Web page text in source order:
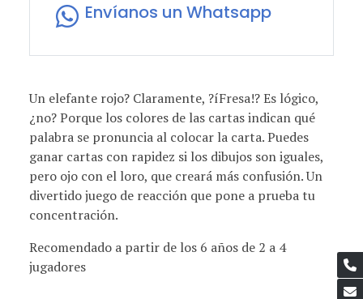
Envíanos un Whatsapp
Un elefante rojo? Claramente, ?íFresa!? Es lógico,
¿no? Porque los colores de las cartas indican qué
palabra se pronuncia al colocar la carta. Puedes
ganar cartas con rapidez si los dibujos son iguales,
pero ojo con el loro, que creará más confusión. Un
divertido juego de reacción que pone a prueba tu
concentración.
Recomendado a partir de los 6 años de 2 a 4
jugadores